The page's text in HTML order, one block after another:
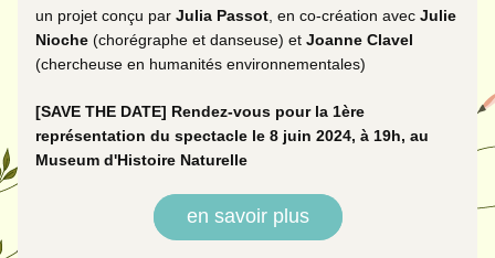
un projet conçu par Julia Passot , en co-création avec Julie
Nioche (chorégraphe et danseuse) et Joanne Clavel
(chercheuse en humanités environnementales)
[SAVE THE DATE] Rendez-vous pour la 1ère
représentation du spectacle le 8 juin 2024, à 19h, au
Museum d'Histoire Naturelle
en savoir plus